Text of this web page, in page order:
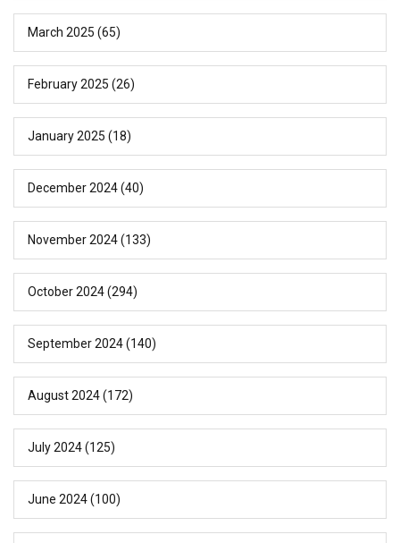
March 2025 (65)
February 2025 (26)
January 2025 (18)
December 2024(40)
November 2024(133)
October 2024(294)
September 2024(140)
August 2024(172)
July 2024(125)
June 2024(100)